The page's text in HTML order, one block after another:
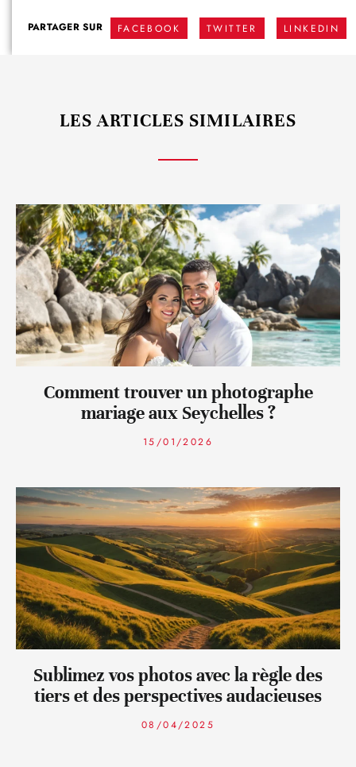
PARTAGER SUR FACEBOOK TWITTER LINKEDIN
LES ARTICLES SIMILAIRES
Comment trouver un photographe
mariage aux Seychelles ?
15/01/2026
Sublimez vos photos avec la règle des
tiers et des perspectives audacieuses
08/04/2025